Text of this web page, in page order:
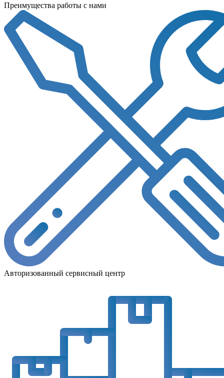
Преимущества работы с нами
Авторизованный сервисный центр